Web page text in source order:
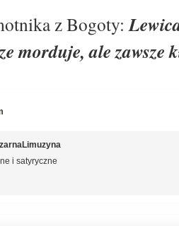
z Bogoty:
morduje, ale zawsze
i satyryczne